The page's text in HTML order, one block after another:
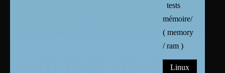
tests
mémoire/
( memory
/ ram )
Linux